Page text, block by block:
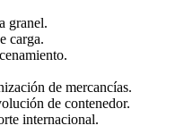
granel.
carga.
de mercancías.
de contenedor.
internacional.